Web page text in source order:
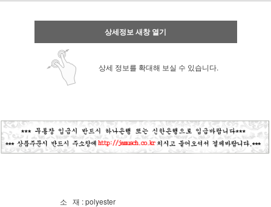
상세정보 새창 열기
상세 정보를 확대해 보실 수 있습니다.
소 재 : polyester